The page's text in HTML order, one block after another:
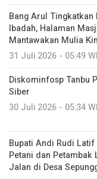
Bang Arul Tingkatkan
Ibadah, Halaman
Mantawakan Mulia
31 Juli 2026 - 05:49
Diskominfosp Tanbu
Siber
30 Juli 2026 - 05:34
Bupati Andi Rudi
Petani dan Petambak
Jalan di Desa